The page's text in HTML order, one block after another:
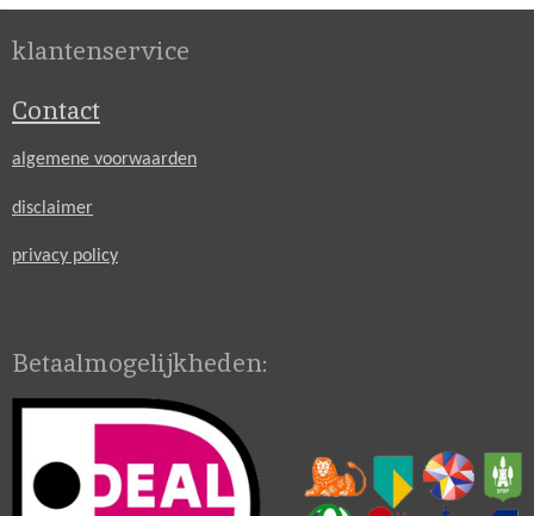
klantenservice
Contact
algemene voorwaarden
disclaimer
privacy policy
Betaalmogelijkheden: